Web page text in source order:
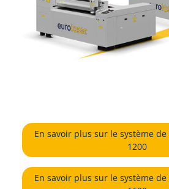
En savoir plus sur le système
1200
En savoir plus sur le système